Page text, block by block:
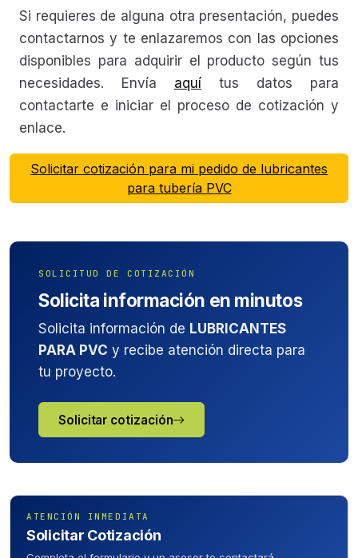
Si requieres de alguna otra presentación, puedes
contactarnos y te enlazaremos con las opciones
disponibles para adquirir el producto según tus
necesidades. Envía aquí tus datos para
contactarte e iniciar el proceso de cotización y
enlace.
Solicitar cotización para mi pedido de lubricantes
para tubería PVC
SOLICITUD DE COTIZACIÓN
Solicita información en minutos
Solicita información de LUBRICANTES
PARA PVC y recibe atención directa para
tu proyecto.
Solicitar cotización
ATENCIÓN INMEDIATA
Solicitar Cotización